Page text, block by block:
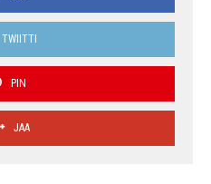
TWIITTI
PIN
JAA